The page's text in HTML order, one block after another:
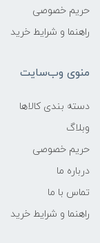
حریم خصوصی
راهنما و شرایط خرید
منوی وب‌سایت
دسته بندی کالاها
وبلاگ
حریم خصوصی
درباره ما
تماس با ما
راهنما و شرایط خرید